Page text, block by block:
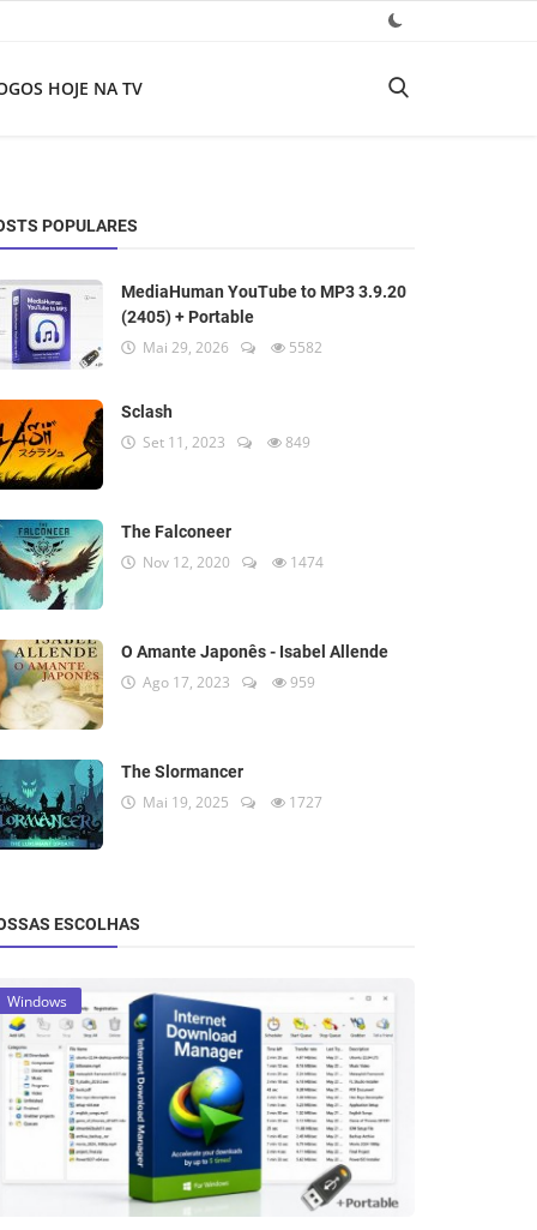
HOJE NA TV
POPULARES
MediaHuman YouTube to MP3 3.9.20
(2405) + Portable
Mai 29, 2026 5582
Sclash
Set 11, 2023 849
The Falconeer
Nov 12, 2020 1474
O Amante Japonês - Isabel Allende
Ago 17, 2023 959
The Slormancer
Mai 19, 2025 1727
ESCOLHAS
Windows